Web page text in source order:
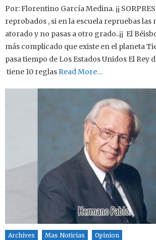
Por: Florentino García Medina. ¡¡
reprobados , si en la escuela repruebas las
atorado y no pasas a otro grado..¡¡ El
más complicado que existe en el planeta
pasa tiempo de Los Estados Unidos El Rey
tiene 10 reglas Read More…
Archives Mas Noticias Opinion